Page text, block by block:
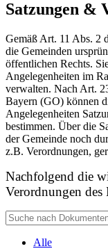
Satzungen &
Gemäß Art. 11 Abs. 2
die Gemeinden
öffentlichen Rechts.
Angelegenheiten im
verwalten. Nach Art.
Bayern (GO) können
Angelegenheiten
bestimmen. Über die
der Gemeinde noch
z.B. Verordnungen,
Nachfolgend die
Verordnungen des
Alle